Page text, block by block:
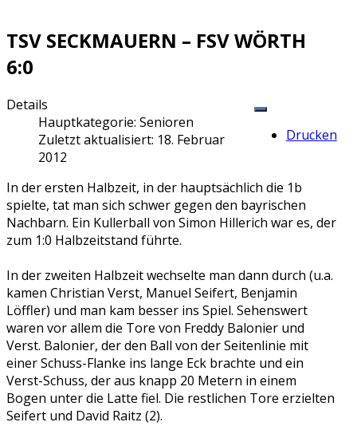
TSV SECKMAUERN – FSV WÖRTH
6:0
Drucken
Details
Hauptkategorie: Senioren
Zuletzt aktualisiert: 18. Februar
2012
In der ersten Halbzeit, in der hauptsächlich die 1b
spielte, tat man sich schwer gegen den bayrischen
Nachbarn. Ein Kullerball von Simon Hillerich war es, der
zum 1:0 Halbzeitstand führte.
In der zweiten Halbzeit wechselte man dann durch (u.a.
kamen Christian Verst, Manuel Seifert, Benjamin
Löffler) und man kam besser ins Spiel. Sehenswert
waren vor allem die Tore von Freddy Balonier und
Verst. Balonier, der den Ball von der Seitenlinie mit
einer Schuss-Flanke ins lange Eck brachte und ein
Verst-Schuss, der aus knapp 20 Metern in einem
Bogen unter die Latte fiel. Die restlichen Tore erzielten
Seifert und David Raitz (2).